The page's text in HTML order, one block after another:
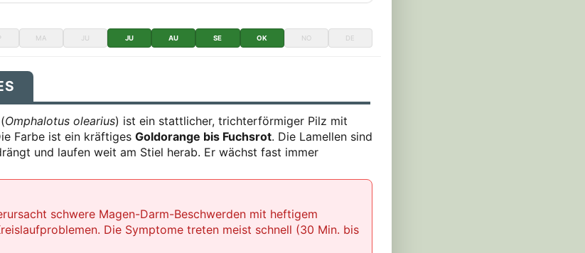
MA JU JU AU SE OK NO DE
(Omphalotus olearius) ist ein stattlicher, trichterförmiger Pilz mit
Farbe ist ein kräftiges Goldorange bis Fuchsrot. Die Lamellen sind
und laufen weit am Stiel herab. Er wächst fast immer
schwere Magen-Darm-Beschwerden mit heftigem
Die Symptome treten meist schnell (30 Min. bis